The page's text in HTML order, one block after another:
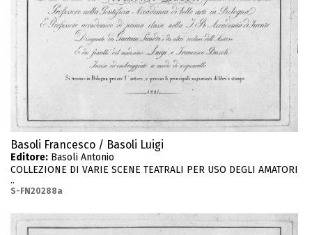
Basoli Francesco / Basoli Luigi
Editore: Basoli Antonio
COLLEZIONE DI VARIE SCENE TEATRALI PER USO DEGLI AMATORI
..
S-FN20288a